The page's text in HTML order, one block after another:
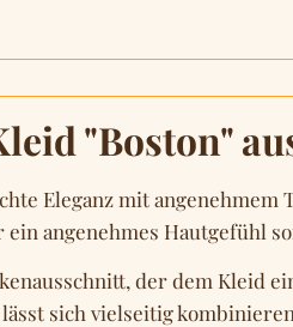
"Boston"
Eleganz mit
angenehmes Hautgefühl
der dem Kleid
sich vielseitig